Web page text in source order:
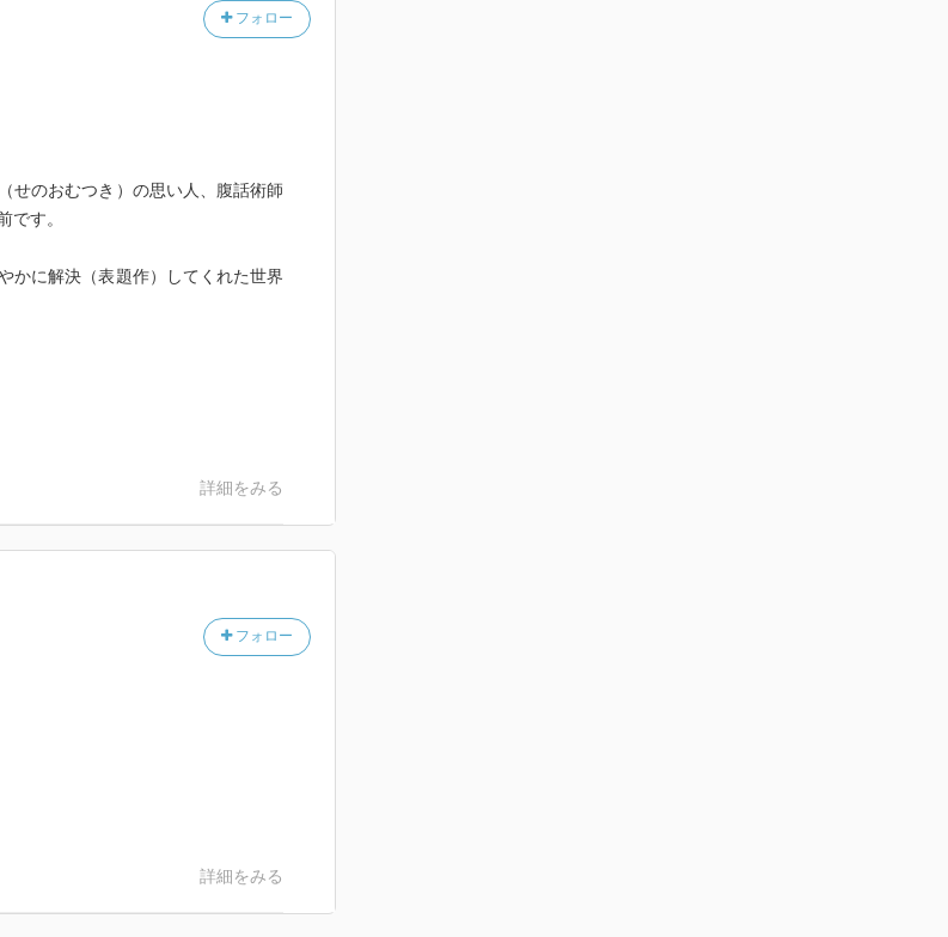
フォロー
のおむつき）の思い人、腹話術師
です。
かに解決（表題作）してくれた世界
詳細をみる
フォロー
詳細をみる